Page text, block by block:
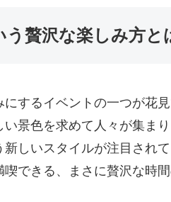
贅沢な楽しみ方と
するイベントの一つが花
景色を求めて人々が集ま
しいスタイルが注目され
できる、まさに贅沢な時間